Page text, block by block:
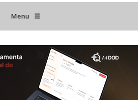
Menu ☰
COMENTADA
COMENTADOS